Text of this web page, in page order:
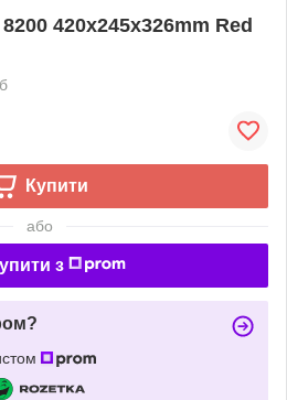
420x245x326mm Red
Купити
або
з